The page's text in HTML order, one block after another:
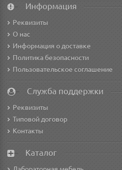
Информация
Реквизиты
О нас
Информация о доставке
Политика безопасности
Пользовательское соглашение
Служба поддержки
Реквизиты
Типовой договор
Контакты
Каталог